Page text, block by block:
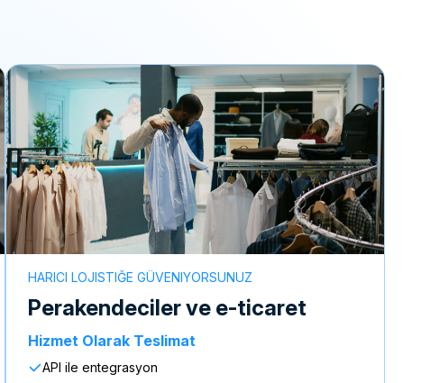
HARICI LOJISTIĞE GÜVENIYORSUNUZ
perakendeciler ve e-ticaret
Hizmet Olarak Teslimat
API ile entegrasyon